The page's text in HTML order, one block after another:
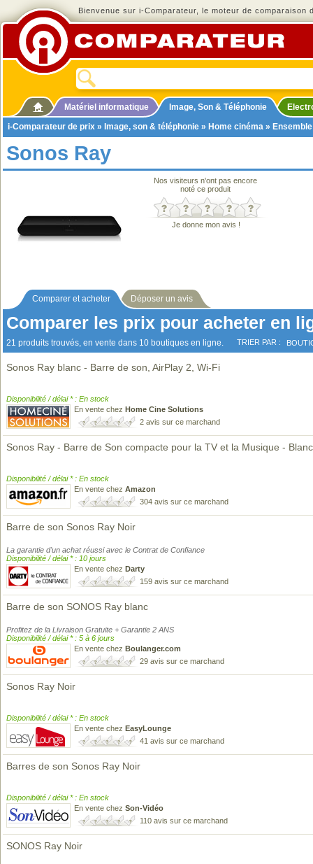
Bienvenue sur i-Comparateur, le moteur de comparaison
Matériel informatique Image, Son & Téléphonie
i-Comparateur de prix » Image, son & téléphonie » Home cinéma »
Sonos Ray
Nos visiteurs n'ont pas encore
noté ce produit
Je donne mon avis !
Comparer et acheter Déposer un avis
Comparer les prix pour acheter en
21 produits trouvés, en vente dans 10 boutiques en ligne. TRIER PAR :
Sonos Ray blanc - Barre de son, AirPlay 2, Wi-Fi
Disponibilité / délai * : En stock
En vente chez Home Cine Solutions
2 avis sur ce marchand
Sonos Ray - Barre de Son compacte pour la TV et la Musique - Blanc
Disponibilité / délai * : En stock
En vente chez Amazon
304 avis sur ce marchand
Barre de son Sonos Ray Noir
La garantie d'un achat réussi avec le Contrat de Confiance
Disponibilité / délai * : 10 jours
En vente chez Darty
159 avis sur ce marchand
Barre de son SONOS Ray blanc
Profitez de la Livraison Gratuite + Garantie 2 ANS
Disponibilité / délai * : 5 à 6 jours
En vente chez Boulanger.com
29 avis sur ce marchand
Sonos Ray Noir
Disponibilité / délai * : En stock
En vente chez EasyLounge
41 avis sur ce marchand
Barres de son Sonos Ray Noir
Disponibilité / délai * : En stock
En vente chez Son-Vidéo
110 avis sur ce marchand
SONOS Ray Noir